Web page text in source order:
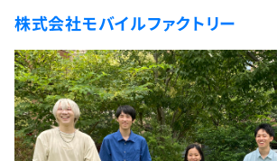
新卒エージェント
イベント・セミナー
インタビュー
4択課題
ナレッジ
リファレンス
評価結果一覧
再チャレンジ結果一覧
Tech Team Journal
paiza times
note
paizaとは？
株式会社モバイルファクトリー